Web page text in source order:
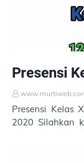
Presensi
Presensi Kelas
2020 Silahkan